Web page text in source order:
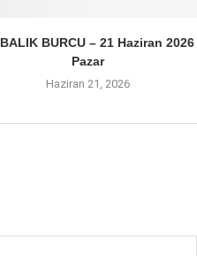
BALIK BURCU – 21 Haziran 2026
Pazar
Haziran 21, 2026